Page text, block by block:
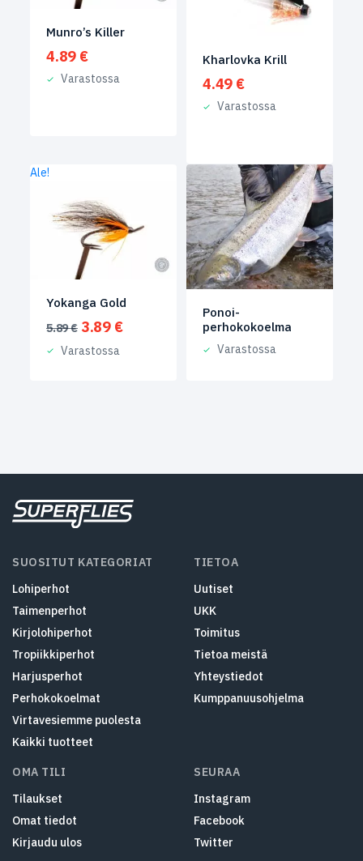
Munro’s Killer
4.89 €
Varastossa
Kharlovka Krill
4.49 €
Varastossa
Ale!
Yokanga Gold
5.89€ Alkuperäinen
hinta
oli:
3.89 €Nykyinen
Varastossa
Ponoi-
perhokokoelma
Varastossa
SUOSITUT KATEGORIAT
Lohiperhot
Taimenperhot
Kirjolohiperhot
Tropiikkiperhot
Harjusperhot
Perhokokoelmat
Virtavesiemme puolesta
Kaikki tuotteet
TIETOA
Uutiset
UKK
Toimitus
Tietoa meistä
Yhteystiedot
Kumppanuusohjelma
OMA TILI
Tilaukset
Omat tiedot
Kirjaudu ulos
SEURAA
Instagram
Facebook
Twitter